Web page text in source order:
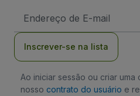
de
Inscrever-se na lista
Ao iniciar sessão ou criar
nosso contrato do usuário e